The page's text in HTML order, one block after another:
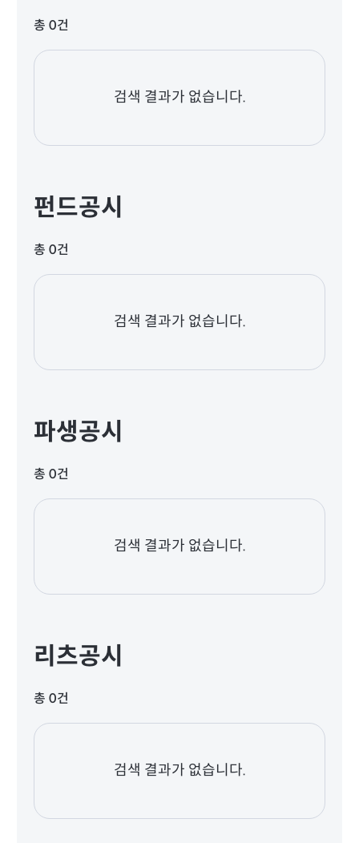
총 0건
검색 결과가 없습니다.
펀드공시
총 0건
검색 결과가 없습니다.
파생공시
총 0건
검색 결과가 없습니다.
리츠공시
총 0건
검색 결과가 없습니다.